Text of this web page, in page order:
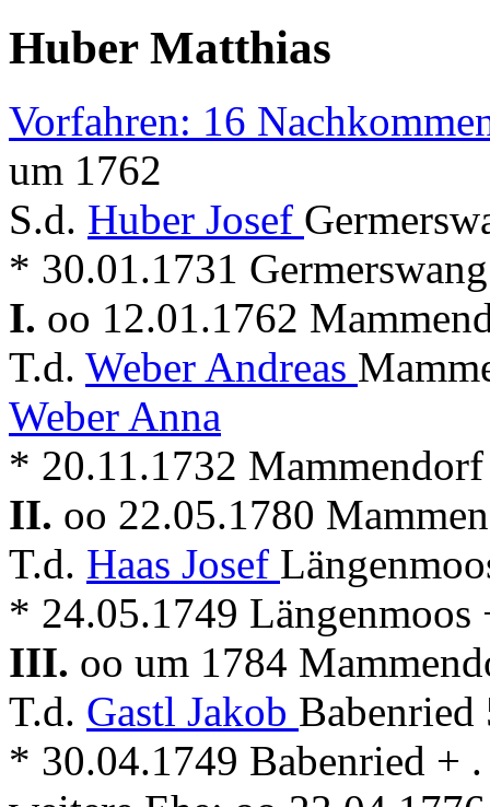
Huber Matthias
Vorfahren: 16
um 1762
S.d. Huber Josef
* 30.01.1731
I. oo 12.01.1762
T.d. Weber Andreas
Weber Anna
* 20.11.1732
II. oo 22.05.1780
T.d. Haas Josef
* 24.05.1749
III. oo um 1784
T.d. Gastl Jakob
* 30.04.1749 Babenried +